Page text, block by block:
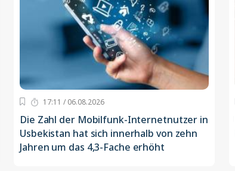
17:11 / 06.08.2026
Die Zahl der Mobilfunk-Internetnutzer in
Usbekistan hat sich innerhalb von zehn
Jahren um das 4,3-Fache erhöht